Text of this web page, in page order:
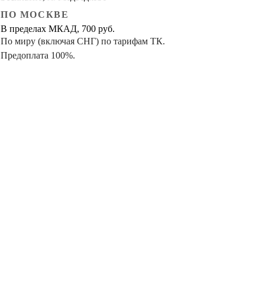
ПО МОСКВЕ
В пределах МКАД, 700 руб.
По миру (включая СНГ) по тарифам ТК.
Предоплата 100%.